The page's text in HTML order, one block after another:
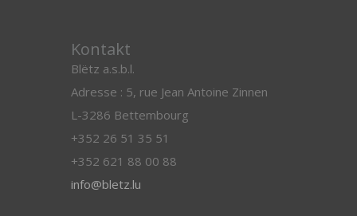
Kontakt
Blëtz a.s.b.l.
Adresse : 5, rue Jean Antoine Zinnen
L-3286 Bettembourg
+352 26 51 35 51
+352 621 88 00 88
info@bletz.lu